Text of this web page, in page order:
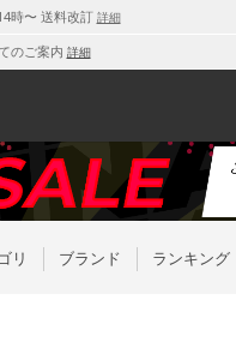
時〜 送料改訂 詳細
のご案内 詳細
リ ブランド ランキング